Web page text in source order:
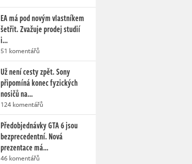
EA má pod novým vlastníkem
šetřit. Zvažuje prodej studií
i…
51 komentářů
Už není cesty zpět. Sony
připomíná konec fyzických
nosičů na…
124 komentářů
Předobjednávky GTA 6 jsou
bezprecedentní. Nová
prezentace má…
46 komentářů